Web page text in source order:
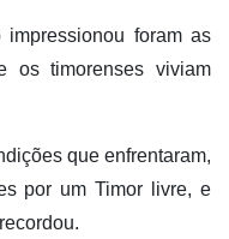
foram as
os timorenses viviam
que enfrentaram,
por um Timor livre, e